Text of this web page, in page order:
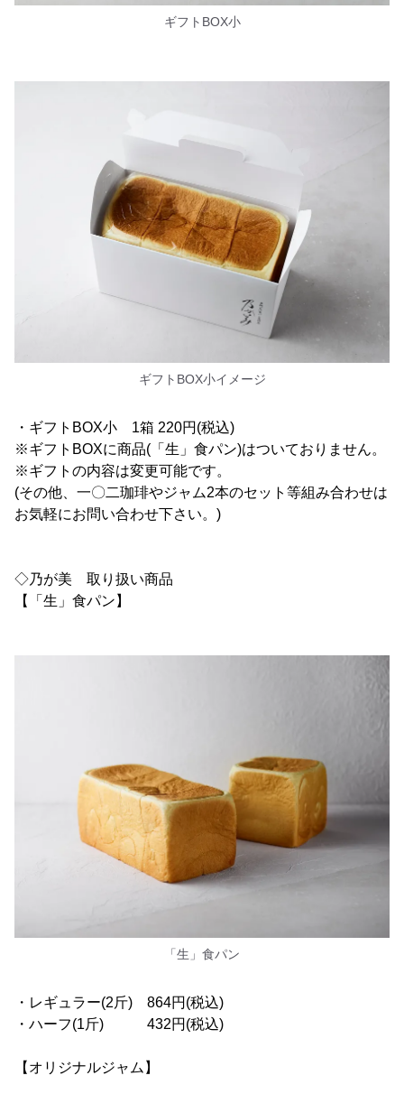
ギフトBOX小
ギフトBOX小イメージ
・ギフトBOX小 1箱 220円(税込)
※ギフトBOXに商品(「生」食パン)はついておりません。
※ギフトの内容は変更可能です。
(その他、一〇二珈琲やジャム2本のセット等組み合わせは
お気軽にお問い合わせ下さい。)
◇乃が美 取り扱い商品
【「生」食パン】
「生」食パン
・レギュラー(2斤) 864円(税込)
・ハーフ(1斤) 432円(税込)
【オリジナルジャム】